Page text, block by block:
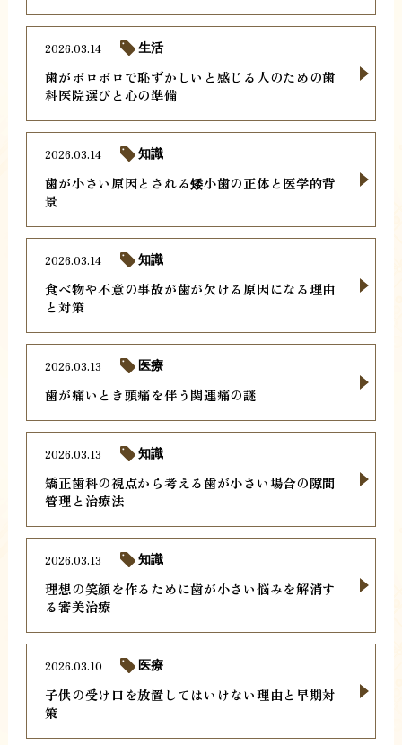
歯がボロボロで恥ずかしいと感じる人のための歯
科医院選びと心の準備
2026.03.14 生活
歯が小さい原因とされる矮小歯の正体と医学的背
景
2026.03.14 知識
食べ物や不意の事故が歯が欠ける原因になる理由
と対策
2026.03.14 知識
歯が痛いとき頭痛を伴う関連痛の謎
2026.03.13 医療
矯正歯科の視点から考える歯が小さい場合の隙間
管理と治療法
2026.03.13 知識
理想の笑顔を作るために歯が小さい悩みを解消す
る審美治療
2026.03.13 知識
子供の受け口を放置してはいけない理由と早期対
策
2026.03.10 医療